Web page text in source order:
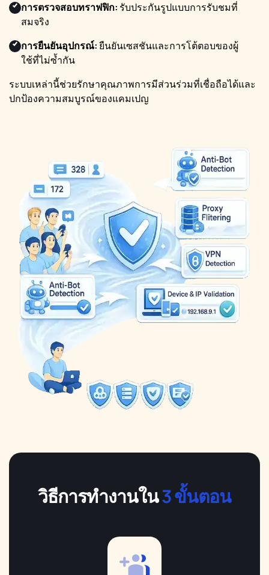
การตรวจสอบทราฟฟิก: รับประกันรูปแบบการรับชมที่
สมจริง
การยืนยันอุปกรณ์:ยืนยันเซสชันและการโต้ตอบของผู้
ใช้ที่ไม่ซ้ำกัน
ระบบเหล่านี้ช่วยรักษาคุณภาพการมีส่วนร่วมที่เชื่อถือได้และ
ปกป้องความสมบูรณ์ของแคมเปญ
วิธีการทำงานใน3 ขั้นตอน